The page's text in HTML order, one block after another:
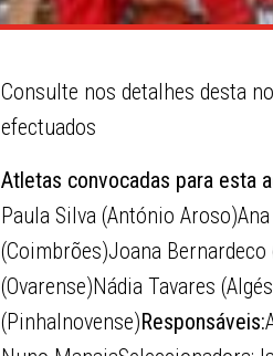
Consulte nos detalhes desta
efectuados
Atletas convocadas para esta
Paula Silva (António
(Coimbrões)Joana
(Ovarense)Nádia Tavares
(Pinhalnovense)Responsáveis: